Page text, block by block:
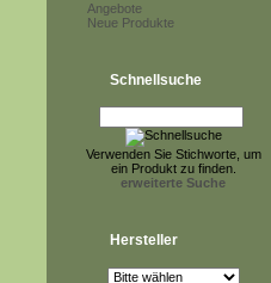
Angebote
Neue Produkte
Schnellsuche
Verwenden Sie Stichworte, um
ein Produkt zu finden.
erweiterte Suche
Hersteller